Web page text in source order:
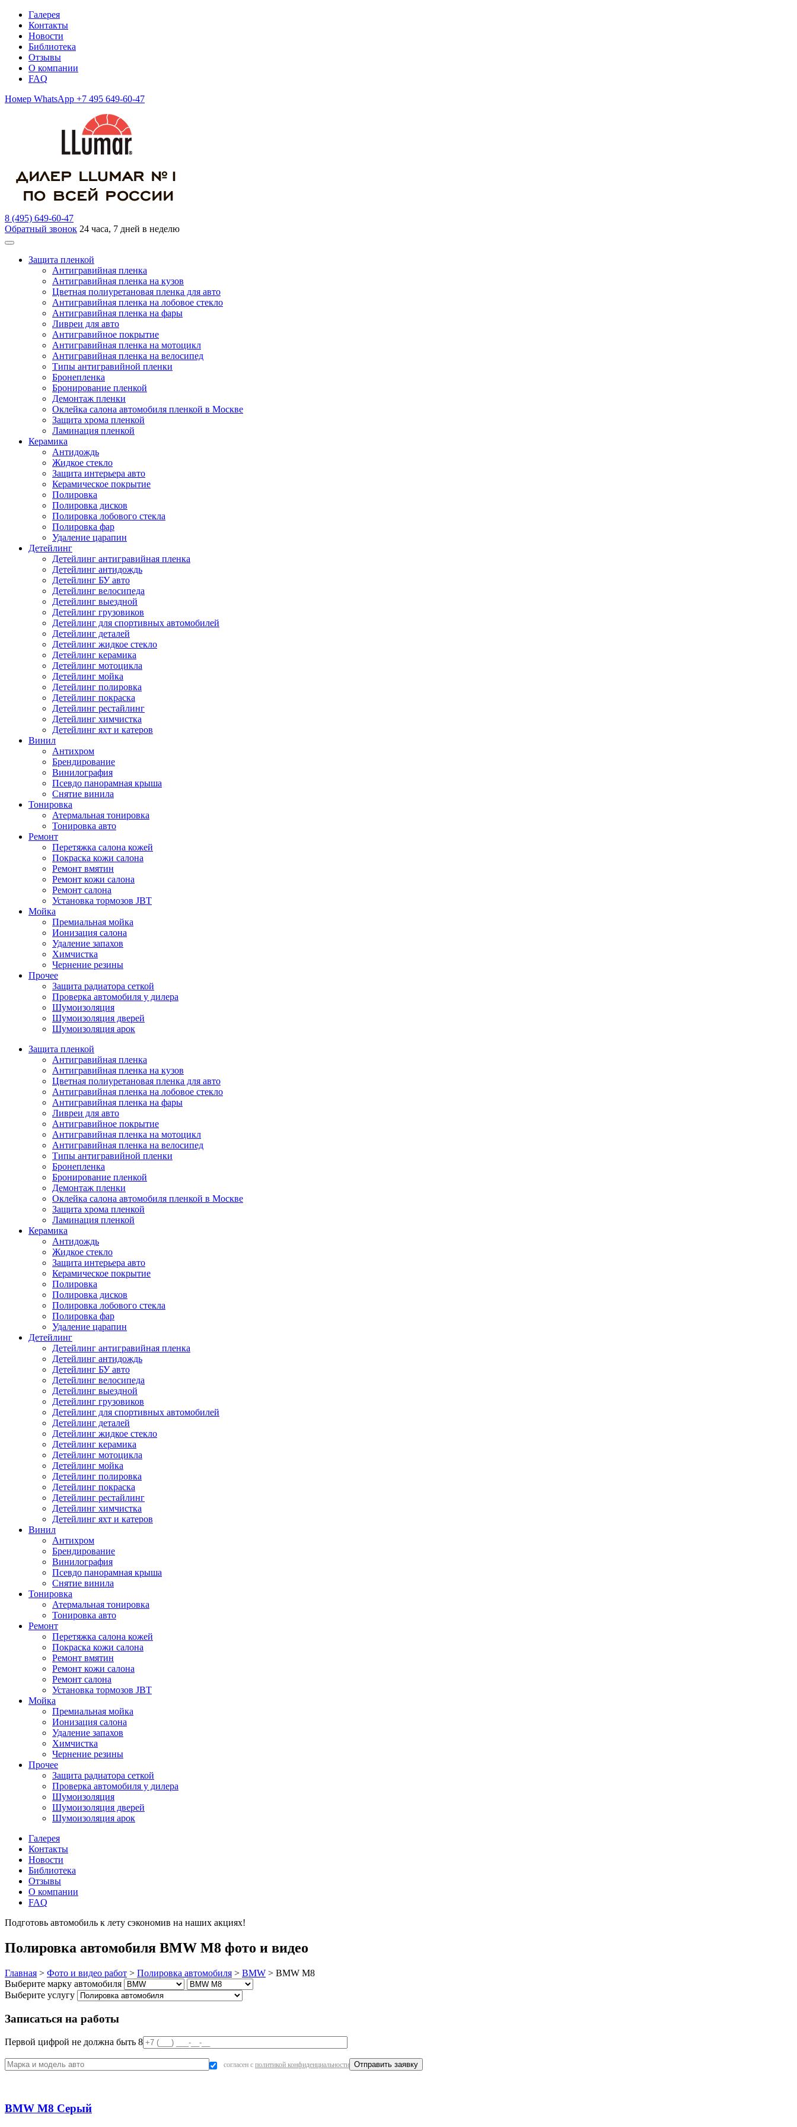
Галерея
Контакты
Новости
Библиотека
Отзывы
О компании
FAQ
Номер WhatsApp +7 495 649-60-47
8 (495) 649-60-47
Обратный звонок 24 часа, 7 дней в неделю
Защита пленкой
Антигравийная пленка
Антигравийная пленка на кузов
Цветная полиуретановая пленка для авто
Антигравийная пленка на лобовое стекло
Антигравийная пленка на фары
Ливреи для авто
Антигравийное покрытие
Антигравийная пленка на мотоцикл
Антигравийная пленка на велосипед
Типы антигравийной пленки
Бронепленка
Бронирование пленкой
Демонтаж пленки
Оклейка салона автомобиля пленкой в Москве
Защита хрома пленкой
Ламинация пленкой
Керамика
Антидождь
Жидкое стекло
Защита интерьера авто
Керамическое покрытие
Полировка
Полировка дисков
Полировка лобового стекла
Полировка фар
Удаление царапин
Детейлинг
Детейлинг антигравийная пленка
Детейлинг антидождь
Детейлинг БУ авто
Детейлинг велосипеда
Детейлинг выездной
Детейлинг грузовиков
Детейлинг для спортивных автомобилей
Детейлинг деталей
Детейлинг жидкое стекло
Детейлинг керамика
Детейлинг мотоцикла
Детейлинг мойка
Детейлинг полировка
Детейлинг покраска
Детейлинг рестайлинг
Детейлинг химчистка
Детейлинг яхт и катеров
Винил
Антихром
Брендирование
Винилография
Псевдо панорамная крыша
Снятие винила
Тонировка
Атермальная тонировка
Тонировка авто
Ремонт
Перетяжка салона кожей
Покраска кожи салона
Ремонт вмятин
Ремонт кожи салона
Ремонт салона
Установка тормозов JBT
Мойка
Премиальная мойка
Ионизация салона
Удаление запахов
Химчистка
Чернение резины
Прочее
Защита радиатора сеткой
Проверка автомобиля у дилера
Шумоизоляция
Шумоизоляция дверей
Шумоизоляция арок
Защита пленкой
Антигравийная пленка
Антигравийная пленка на кузов
Цветная полиуретановая пленка для авто
Антигравийная пленка на лобовое стекло
Антигравийная пленка на фары
Ливреи для авто
Антигравийное покрытие
Антигравийная пленка на мотоцикл
Антигравийная пленка на велосипед
Типы антигравийной пленки
Бронепленка
Бронирование пленкой
Демонтаж пленки
Оклейка салона автомобиля пленкой в Москве
Защита хрома пленкой
Ламинация пленкой
Керамика
Антидождь
Жидкое стекло
Защита интерьера авто
Керамическое покрытие
Полировка
Полировка дисков
Полировка лобового стекла
Полировка фар
Удаление царапин
Детейлинг
Детейлинг антигравийная пленка
Детейлинг антидождь
Детейлинг БУ авто
Детейлинг велосипеда
Детейлинг выездной
Детейлинг грузовиков
Детейлинг для спортивных автомобилей
Детейлинг деталей
Детейлинг жидкое стекло
Детейлинг керамика
Детейлинг мотоцикла
Детейлинг мойка
Детейлинг полировка
Детейлинг покраска
Детейлинг рестайлинг
Детейлинг химчистка
Детейлинг яхт и катеров
Винил
Антихром
Брендирование
Винилография
Псевдо панорамная крыша
Снятие винила
Тонировка
Атермальная тонировка
Тонировка авто
Ремонт
Перетяжка салона кожей
Покраска кожи салона
Ремонт вмятин
Ремонт кожи салона
Ремонт салона
Установка тормозов JBT
Мойка
Премиальная мойка
Ионизация салона
Удаление запахов
Химчистка
Чернение резины
Прочее
Защита радиатора сеткой
Проверка автомобиля у дилера
Шумоизоляция
Шумоизоляция дверей
Шумоизоляция арок
Галерея
Контакты
Новости
Библиотека
Отзывы
О компании
FAQ
Подготовь автомобиль к лету сэкономив на наших акциях!
Полировка автомобиля BMW M8 фото и видео
Главная > Фото и видео работ > Полировка автомобиля > BMW > BMW M8
Выберите марку автомобиля
Выберите услугу
Записаться на работы
Первой цифрой не должна быть 8
согласен с политикой конфиденциальности
BMW M8 Серый